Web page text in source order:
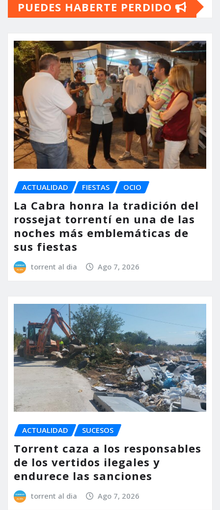
entradas
PUEDES HABERTE PERDIDO
ACTUALIDAD FIESTAS OCIO
La Cabra honra la tradición del
rossejat torrentí en una de las
noches más emblemáticas de
sus fiestas
torrent al dia Ago 7, 2026
ACTUALIDAD SUCESOS
Torrent caza a los responsables
de los vertidos ilegales y
endurece las sanciones
torrent al dia Ago 7, 2026